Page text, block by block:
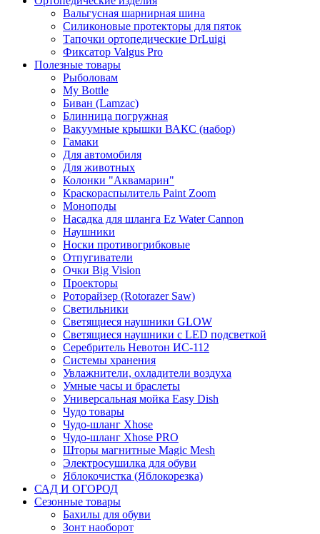
Вальгусная шарнирная шина
Силиконовые протекторы для пяток
Тапочки ортопедические DrLuigi
Фиксатор Valgus Pro
Полезные товары
Рыболовам
My Bottle
Биван (Lamzac)
Блинница погружная
Вакуумные крышки ВАКС (набор)
Гамаки
Для автомобиля
Для животных
Колонки "Аквамарин"
Краскораспылитель Paint Zoom
Моноподы
Насадка для шланга Ez Water Cannon
Наушники
Носки противогрибковые
Отпугиватели
Очки Big Vision
Проекторы
Роторайзер (Rotorazer Saw)
Светильники
Светящиеся наушники GLOW
Светящиеся наушники с LED подсветкой
Серебритель Невотон ИС-112
Системы хранения
Увлажнители, охладители воздуха
Умные часы и браслеты
Универсальная мойка Easy Dish
Чудо товары
Чудо-шланг Xhose
Чудо-шланг Xhose PRO
Шторы магнитные Magic Mesh
Электросушилка для обуви
Яблокочистка (Яблокорезка)
САД И ОГОРОД
Сезонные товары
Бахилы для обуви
Зонт наоборот